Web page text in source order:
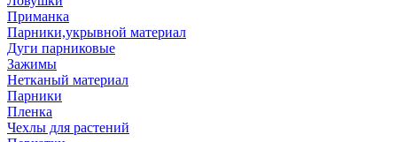
Приманка
Парники,укрывной материал
Дуги парниковые
Зажимы
Нетканый материал
Парники
Пленка
Чехлы для растений